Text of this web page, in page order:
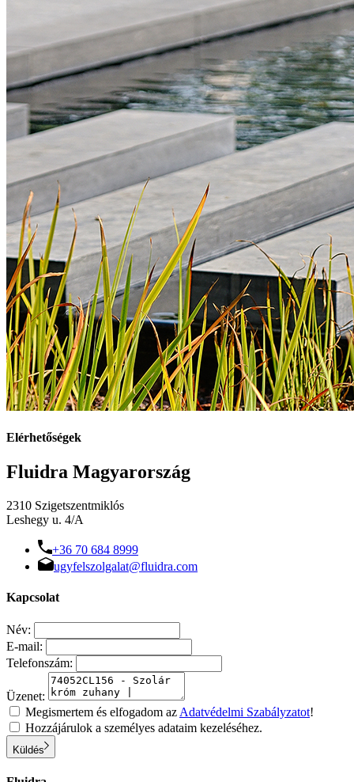
Elérhetőségek
Fluidra Magyarország
2310 Szigetszentmiklós
Leshegy u. 4/A
+36 70 684 8999
ugyfelszolgalat@fluidra.com
Kapcsolat
Név:
E-mail:
Telefonszám:
Üzenet:
Megismertem és elfogadom az Adatvédelmi Szabályzatot!
Hozzájárulok a személyes adataim kezeléséhez.
Küldés